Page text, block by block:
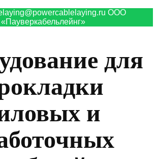
ООО
«Пауверкабельлейнг»
для
и